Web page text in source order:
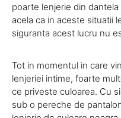
poarte lenjerie din
acela ca in aceste situatii
siguranta acest lucru nu
Tot in momentul in care
lenjeriei intime, foarte
ce priveste culoarea. Cu
sub o pereche de